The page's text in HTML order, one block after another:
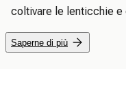
coltivare le lenticchie
più in lenticchie e
kg di patate all'anno e
Saperne di più